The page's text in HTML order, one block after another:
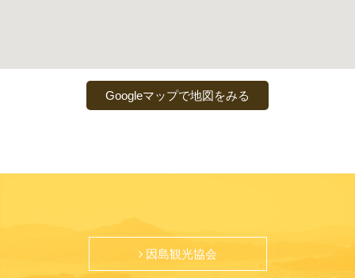
Googleマップで地図をみる
因島観光協会